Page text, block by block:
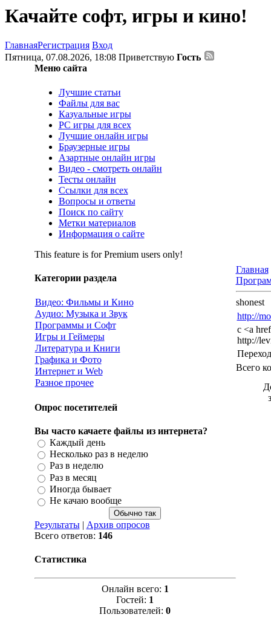
Качайте софт, игры и кино!
ГлавнаяРегистрация Вход
Пятница, 07.08.2026, 18:08 Приветствую Гость
Меню сайта
Лучшие статьи
Файлы для вас
Казуальные игры
PC игры для всех
Лучшие онлайн игры
Браузерные игры
Азартные онлайн игры
Видео - смотреть онлайн
Тесты онлайн
Ссылки для всех
Вопросы и ответы
Поиск по сайту
Метки материалов
Информация о сайте
This feature is for Premium users only!
Категории раздела
Видео: Фильмы и Кино
Аудио: Музыка и Звук
Программы и Софт
Игры и Геймеры
Литература и Книги
Графика и Фото
Интернет и Web
Разное прочее
Опрос посетителей
Вы часто качаете файлы из интернета?
Каждый день
Несколько раз в неделю
Раз в неделю
Раз в месяц
Иногда бывает
Не качаю вообще
Результаты| Архив опросов
Всего ответов: 146
Статистика
Онлайн всего: 1
Гостей: 1
Пользователей: 0
Главная
shonest
http://
c <a
http://
Всего